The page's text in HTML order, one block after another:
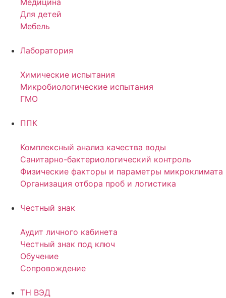
Медицина
Для детей
Мебель
Лаборатория
Химические испытания
Микробиологические испытания
ГМО
ППК
Комплексный анализ качества воды
Санитарно-бактериологический контроль
Физические факторы и параметры микроклимата
Организация отбора проб и логистика
Честный знак
Аудит личного кабинета
Честный знак под ключ
Обучение
Сопровождение
ТН ВЭД